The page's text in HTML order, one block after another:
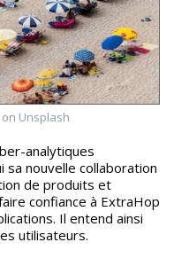
Unsplash
sa nouvelle collaboration
de produits et
confiance à ExtraHop
Il entend ainsi
utilisateurs.